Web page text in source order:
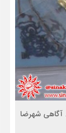
آگاهی شهرضا